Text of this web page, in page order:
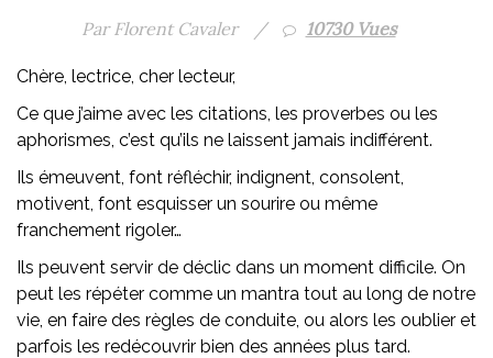
Par Florent Cavaler / 10730 Vues
Chère, lectrice, cher lecteur,
Ce que j’aime avec les citations, les proverbes ou les
aphorismes, c’est qu’ils ne laissent jamais indifférent.
Ils émeuvent, font réfléchir, indignent, consolent,
motivent, font esquisser un sourire ou même
franchement rigoler…
Ils peuvent servir de déclic dans un moment difficile. On
peut les répéter comme un mantra tout au long de notre
vie, en faire des règles de conduite, ou alors les oublier et
parfois les redécouvrir bien des années plus tard.